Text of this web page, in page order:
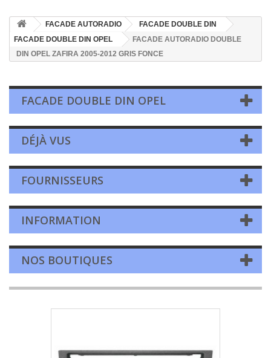
FACADE AUTORADIO
FACADE DOUBLE DIN
FACADE DOUBLE DIN OPEL
FACADE AUTORADIO DOUBLE
DIN OPEL ZAFIRA 2005-2012 GRIS FONCE
FACADE DOUBLE DIN OPEL
DÉJÀ VUS
FOURNISSEURS
INFORMATION
NOS BOUTIQUES